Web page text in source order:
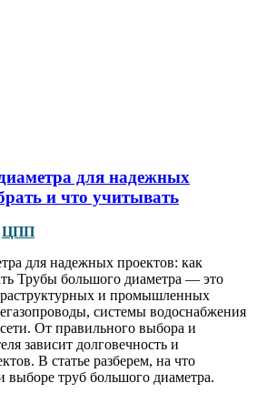
для надежных
и что учитывать
ЦПП
для надежных проектов: как
Трубы большого диаметра — это
и промышленных
системы водоснабжения
От правильного выбора и
зависит долговечность и
В статье разберем, на что
выборе труб большого диаметра.